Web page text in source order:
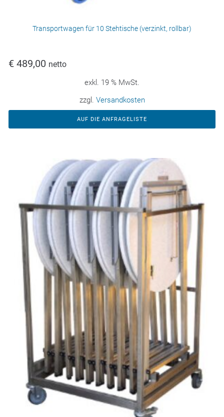
Transportwagen für 10 Stehtische (verzinkt, rollbar)
€ 489,00 netto
exkl. 19 % MwSt.
zzgl. Versandkosten
AUF DIE ANFRAGELISTE